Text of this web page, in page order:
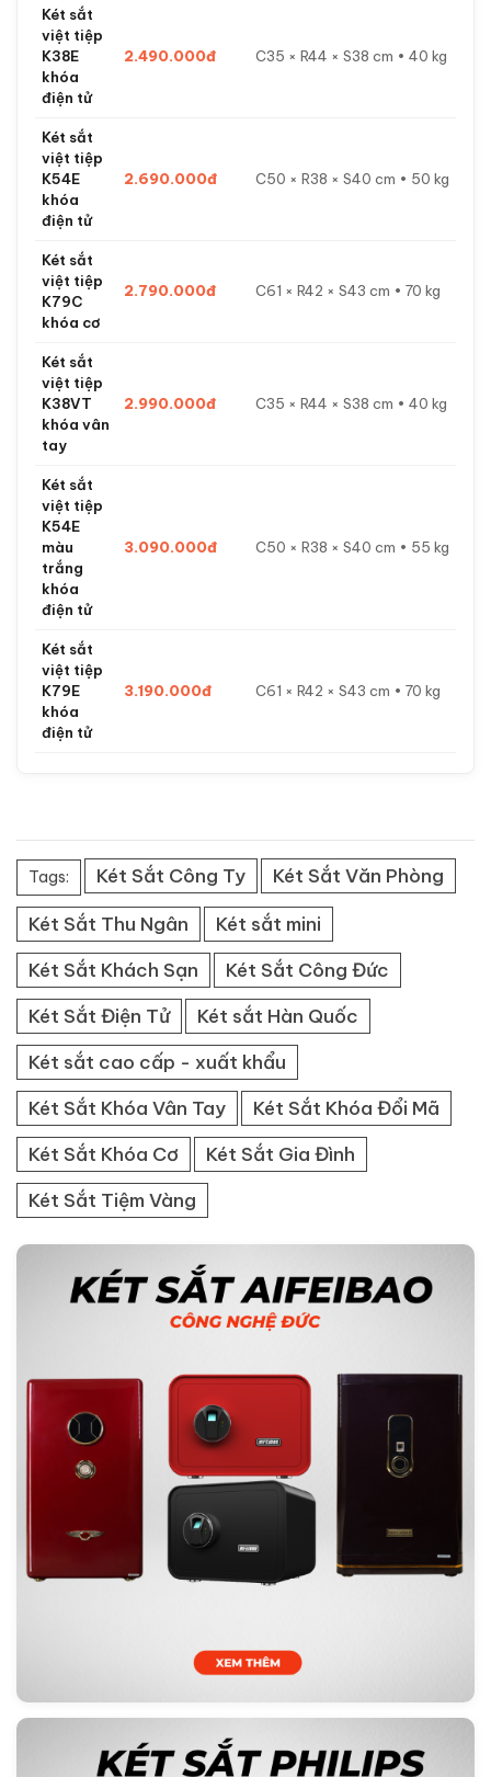
Két sắt
việt tiệp
K38E
khóa
điện tử
2.490.000đ C35 × R44 × S38 cm • 40 kg
Két sắt
việt tiệp
K54E
khóa
điện tử
2.690.000đ C50 × R38 × S40 cm • 50 kg
Két sắt
việt tiệp
K79C
khóa cơ
2.790.000đ C61 × R42 × S43 cm • 70 kg
Két sắt
việt tiệp
K38VT
khóa vân
tay
2.990.000đ C35 × R44 × S38 cm • 40 kg
Két sắt
việt tiệp
K54E
màu
trắng
khóa
điện tử
3.090.000đ C50 × R38 × S40 cm • 55 kg
Két sắt
việt tiệp
K79E
khóa
điện tử
3.190.000đ C61 × R42 × S43 cm • 70 kg
Tags: Két Sắt Công Ty
Két Sắt Văn Phòng
Két Sắt Thu Ngân
Két sắt mini
Két Sắt Khách Sạn
Két Sắt Công Đức
Két Sắt Điện Tử
Két sắt Hàn Quốc
Két sắt cao cấp - xuất khẩu
Két Sắt Khóa Vân Tay
Két Sắt Khóa Đổi Mã
Két Sắt Khóa Cơ
Két Sắt Gia Đình
Két Sắt Tiệm Vàng